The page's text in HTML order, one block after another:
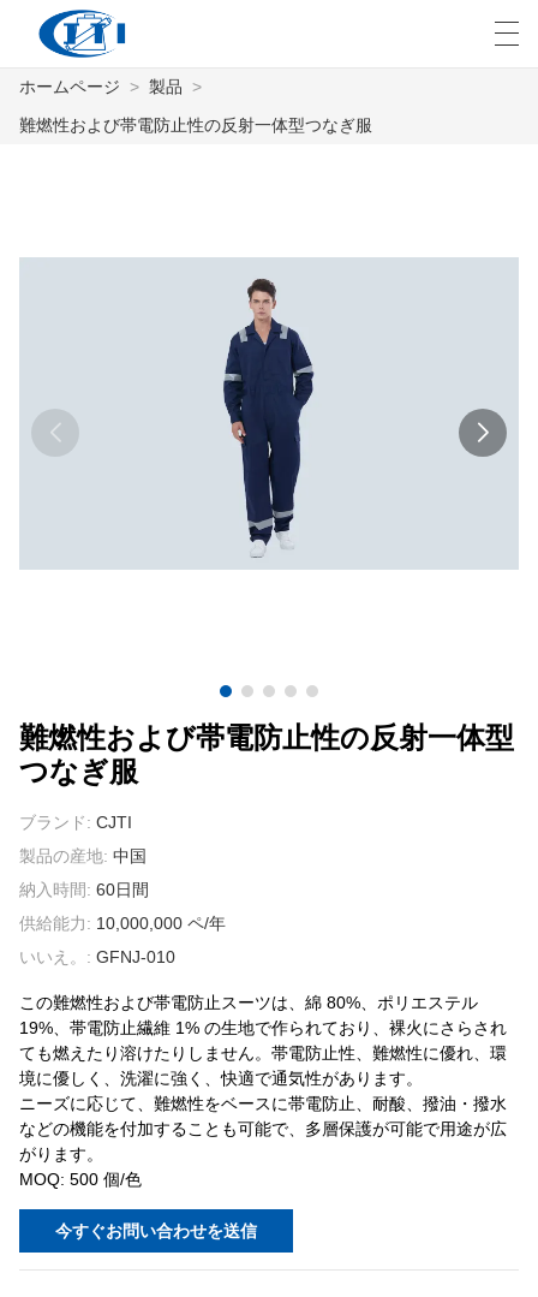
ニュース
العربية česky
ホームページ > 製品 >
難燃性および帯電防止性の反射一体型つなぎ服
難燃性および帯電防止性の反射一体型
つなぎ服
ブランド: CJTI
製品の産地: 中国
納入時間: 60日間
供給能力: 10,000,000 ペ/年
いいえ。: GFNJ-010
この難燃性および帯電防止スーツは、綿 80%、ポリエステル
19%、帯電防止繊維 1% の生地で作られており、裸火にさらされ
ても燃えたり溶けたりしません。帯電防止性、難燃性に優れ、環
境に優しく、洗濯に強く、快適で通気性があります。
ニーズに応じて、難燃性をベースに帯電防止、耐酸、撥油・撥水
などの機能を付加することも可能で、多層保護が可能で用途が広
がります。
MOQ: 500 個/色
今すぐお問い合わせを送信